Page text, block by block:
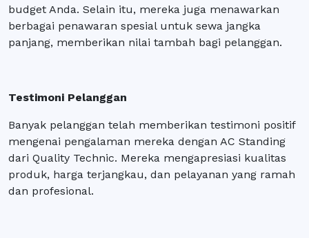
budget Anda. Selain itu, mereka juga menawarkan
berbagai penawaran spesial untuk sewa jangka
panjang, memberikan nilai tambah bagi pelanggan.
Testimoni Pelanggan
Banyak pelanggan telah memberikan testimoni positif
mengenai pengalaman mereka dengan AC Standing
dari Quality Technic. Mereka mengapresiasi kualitas
produk, harga terjangkau, dan pelayanan yang ramah
dan profesional.